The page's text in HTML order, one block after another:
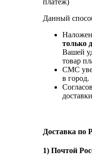
платеж)
Данный
только
Вашей
товар
СМС
в город.
Доставка по
1) Почтой